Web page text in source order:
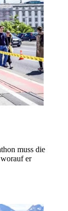
muss die
er